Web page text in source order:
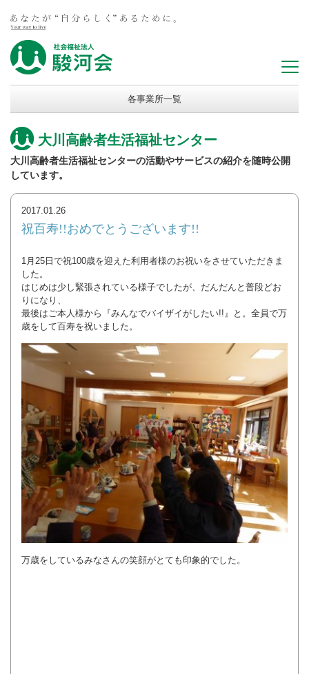
各事業所一覧
大川高齢者生活福祉センター
大川高齢者生活福祉センターの活動やサービスの紹介を随時公開
しています。
2017.01.26
祝百寿!!おめでとうございます!!
1月25日で祝100歳を迎えた利用者様のお祝いをさせていただきま
した。
はじめは少し緊張されている様子でしたが、だんだんと普段どお
りになり、
最後はご本人様から『みんなでバイザイがしたい!!』と。全員で万
歳をして百寿を祝いました。
万歳をしているみなさんの笑顔がとても印象的でした。